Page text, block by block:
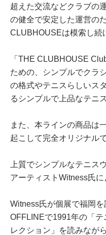
超えた交流などクラブの
の健全で安定した運営の
CLUBHOUSEは模索し続
「THE CLUBHOUSE
ための、シンプルでクラ
の格式やテニスらしいス
るシンプルで上品なテニ
また、本ラインの商品は
起こして完全オリジナル
上質でシンプルなテニス
アーティストWitness氏に
Witness氏が個展で福岡
OFFLINEで1991年の「
レクション」を読みなが